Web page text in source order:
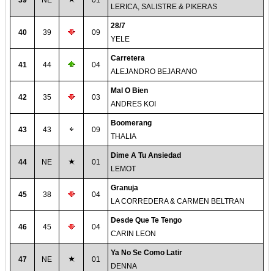
LERICA, SALISTRE & PIKERAS
40 39 09
28/7
YELE
41 44 04
Carretera
ALEJANDRO BEJARANO
42 35 03
Mal O Bien
ANDRES KOI
43 43 09
Boomerang
THALIA
44 NE 01
Dime A Tu Ansiedad
LEMOT
45 38 04
Granuja
LA CORREDERA & CARMEN BELTRAN
46 45 04
Desde Que Te Tengo
CARIN LEON
47 NE 01
Ya No Se Como Latir
DENNA